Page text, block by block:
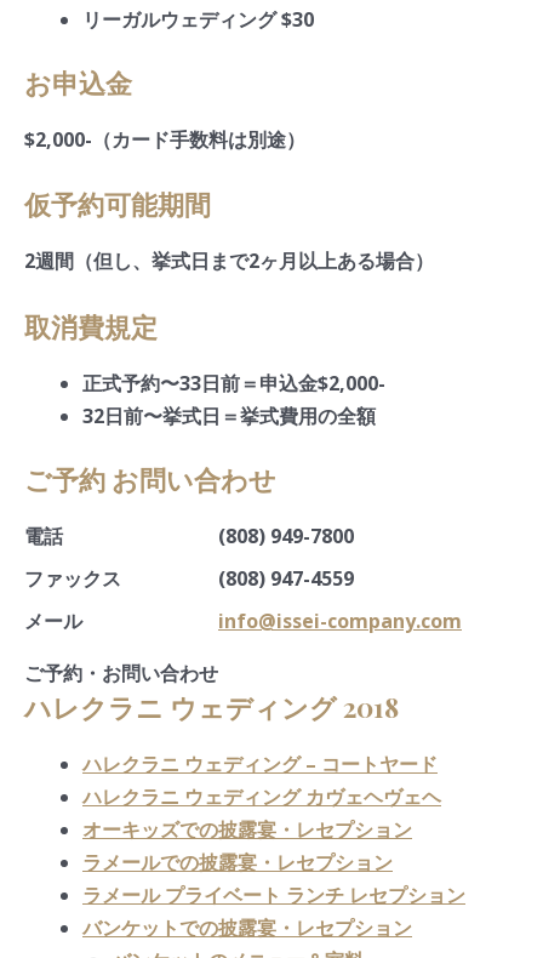
リーガルウェディング $30
お申込金
$2,000-（カード手数料は別途）
仮予約可能期間
2週間（但し、挙式日まで2ヶ月以上ある場合）
取消費規定
正式予約〜33日前＝申込金$2,000-
32日前〜挙式日＝挙式費用の全額
ご予約 お問い合わせ
電話
(808) 949-7800
ファックス
(808) 947-4559
メール
info@issei-company.com
ご予約・お問い合わせ
ハレクラニ ウェディング 2018
ハレクラニ ウェディング – コートヤード
ハレクラニ ウェディング カヴェヘヴェヘ
オーキッズでの披露宴・レセプション
ラメールでの披露宴・レセプション
ラメール プライベート ランチ レセプション
バンケットでの披露宴・レセプション